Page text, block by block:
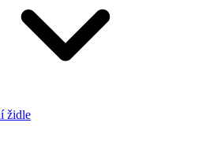
židle